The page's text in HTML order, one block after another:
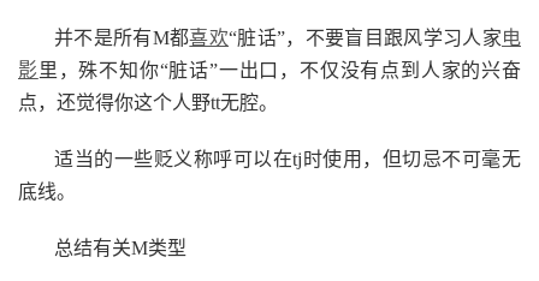
并不是所有M都喜欢“脏话”，不要盲目跟风学习人家电
影里，殊不知你“脏话”一出口，不仅没有点到人家的兴奋
点，还觉得你这个人野tt无腔。
适当的一些贬义称呼可以在tj时使用，但切忌不可毫无
底线。
总结有关M类型